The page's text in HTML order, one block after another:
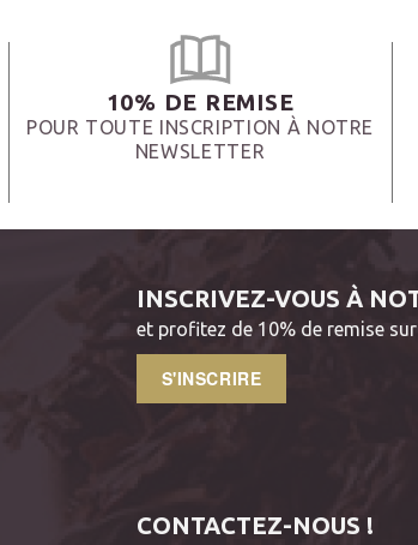
10% DE REMISE
POUR TOUTE INSCRIPTION À NOTRE
NEWSLETTER
INSCRIVEZ-VOUS À
et profitez de 10% de remise
S'INSCRIRE
CONTACTEZ-NOUS !